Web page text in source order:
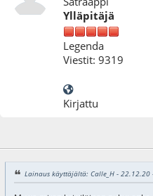
Ylläpitäjä
Legenda
Viestit: 9319
Kirjattu
Lainaus käyttäjältä: Calle_H - 22.12.20